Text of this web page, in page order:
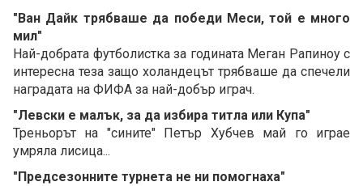
"Ван Дайк трябваше да победи Меси, той е много
мил"
Най-добрата футболистка за годината Меган Рапиноу с
интересна теза защо холандецът трябваше да спечели
наградата на ФИФА за най-добър играч.
"Левски е малък, за да избира титла или Купа"
Треньорът на "сините" Петър Хубчев май го играе
умряла лисица...
"Предсезонните турнета не ни помогнаха"